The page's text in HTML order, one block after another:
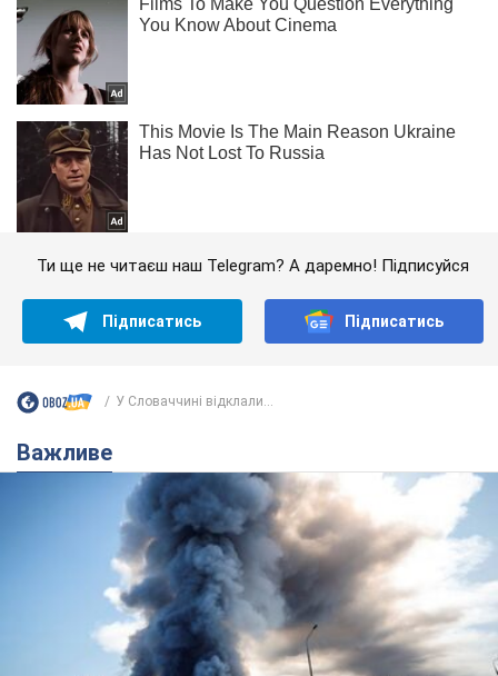
Ти ще не читаєш наш Telegram? А даремно! Підписуйся
Підписатись Підписатись
У Словаччині відклали...
Важливе